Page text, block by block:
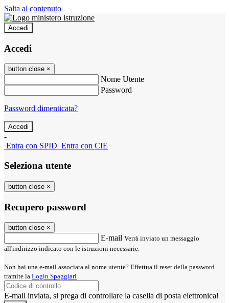
Salta al contenuto
Accedi
Accedi
button close ×
Nome Utente
Password
Password dimenticata?
-
Entra con SPID Entra con CIE
Seleziona utente
button close ×
Recupero password
button close ×
E-mail Verrà inviato un messaggio
all'indirizzo indicato con le istruzioni necessarie.
Non hai una e-mail associata al nome utente? Effettua il reset della password
tramite la Login Spaggiari
E-mail inviata, si prega di controllare la casella di posta elettronica!